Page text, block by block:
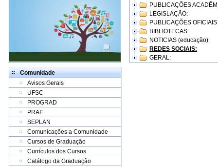
Comunidade
Avisos Gerais
UFSC
PROGRAD
PRAE
SEPLAN
Comunicações a Comunidade
Cursos de Graduação
Currículos dos Cursos
Catálogo da Graduação
PUBLICAÇÕES
LEGISLAÇÃO:
PUBLICAÇÕES
BIBLIOTECAS:
NOTICIAS (educação):
REDES SOCIAIS:
GERAL: